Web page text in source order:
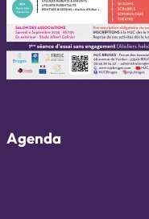
Agenda